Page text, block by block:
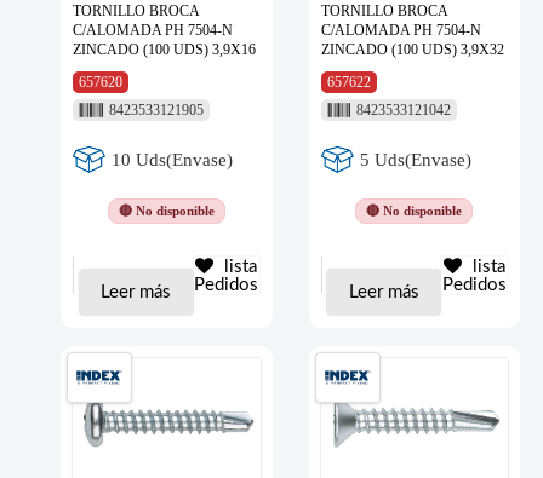
TORNILLO BROCA
C/ALOMADA PH 7504-N
ZINCADO (100 UDS) 3,9X16
657620
8423533121905
10 Uds(Envase)
🔴 No disponible
Leer más
lista
Pedidos
TORNILLO BROCA
C/ALOMADA PH 7504-N
ZINCADO (100 UDS) 3,9X32
657622
8423533121042
5 Uds(Envase)
🔴 No disponible
Leer más
lista
Pedidos